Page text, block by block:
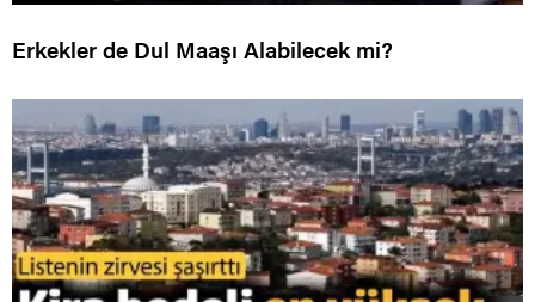
Erkekler de Dul Maaşı Alabilecek mi?